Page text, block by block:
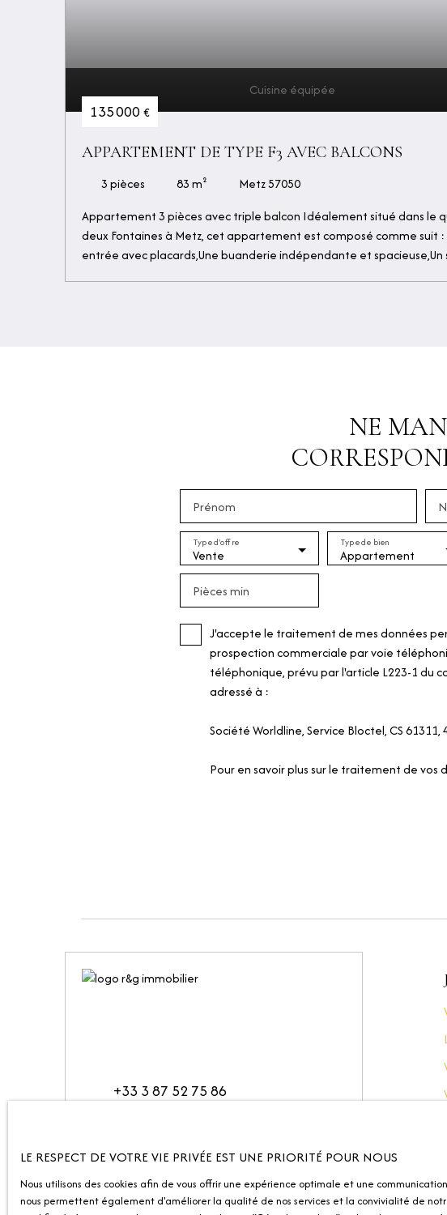
Cuisine équipée
135 000€
APPARTEMENT DE TYPE F3 AVEC BALCONS
3pièces 83m²
Metz 57050
Appartement 3 pièces avec triple balcon Idéalement situé dans le
deux Fontaines à Metz, cet appartement est composé comme suit :
entrée avec placards,Une buanderie indépendante et spacieuse,Un
NE
Prénom
Vente
Type d'offre
Appartement
Type de bien
Pièces min
J'accepte le traitement de mes données
prospection commerciale par voie
téléphonique, prévu par l'article L223-1 du
adressé à :
Société Worldline, Service Bloctel, CS 61311,
Pour en savoir plus sur le traitement de vos
+33 3 87 52 75 86
10 Avenue Robert Schuman
57000 Metz
LE RESPECT DE VOTRE VIE PRIVÉE EST UNE PRIORITÉ POUR NOUS
Nous utilisons des cookies afin de vous offrir une expérience optimale et une
nous permettent également d'améliorer la qualité de nos services et la convivialité de